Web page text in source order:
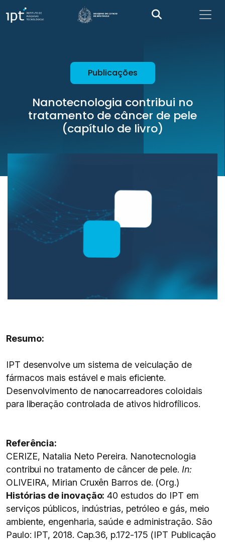
Publicações
Nanotecnologia contribui no
tratamento de câncer de pele
(capítulo de livro)
Resumo:
IPT desenvolve um sistema de veiculação de
fármacos mais estável e mais eficiente.
Desenvolvimento de nanocarreadores coloidais
para liberação controlada de ativos hidrofílicos.
Referência:
CERIZE, Natalia Neto Pereira. Nanotecnologia
contribui no tratamento de câncer de pele. In:
OLIVEIRA, Mirian Cruxên Barros de. (Org.)
Histórias de inovação: 40 estudos do IPT em
serviços públicos, indústrias, petróleo e gás, meio
ambiente, engenharia, saúde e administração. São
Paulo: IPT, 2018. Cap.36, p.172-175 (IPT Publicação